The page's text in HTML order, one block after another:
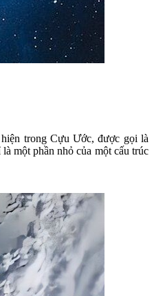
trong Cựu Ước, được gọi là
một phần nhỏ của một cấu trúc